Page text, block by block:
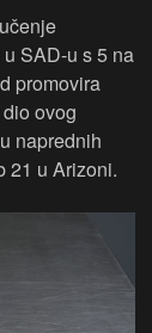
SAD-u s 5 na
promovira
ovog
naprednih
21 u Arizoni.